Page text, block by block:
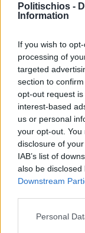
Politischios -
Information
If you wish to
processing of
targeted
section to
opt-out request
interest-based
us or personal
your opt-out.
disclosure of
IAB’s list of
also be
Downstream
Personal
Πριν 8 ημέρες
Ξεκινούν οι